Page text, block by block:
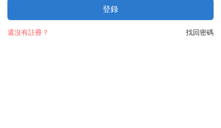
登錄
找回密碼
還沒有註冊？